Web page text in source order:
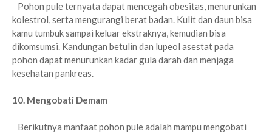
Pohon pule ternyata dapat mencegah obesitas, menurunkan
kolestrol, serta mengurangi berat badan. Kulit dan daun bisa
kamu tumbuk sampai keluar ekstraknya, kemudian bisa
dikomsumsi. Kandungan betulin dan lupeol asestat pada
pohon dapat menurunkan kadar gula darah dan menjaga
kesehatan pankreas.
10. Mengobati Demam
Berikutnya manfaat pohon pule adalah mampu mengobati